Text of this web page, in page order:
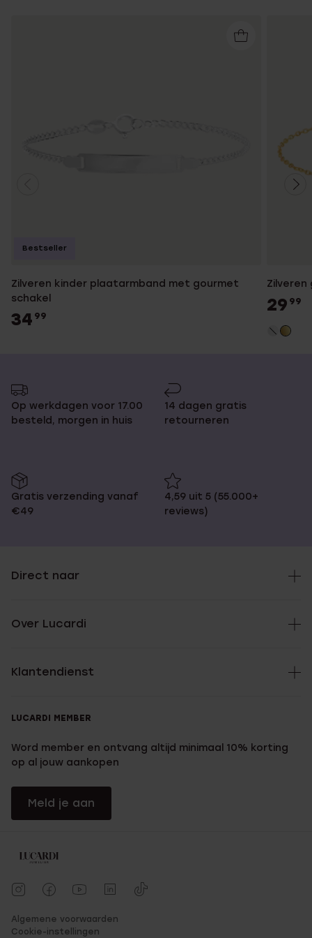
Zilveren kinder plaatarmband met gourmet
schakel
34 99
Bestseller
29 99
Op werkdagen voor 17.00
besteld, morgen in huis
14 dagen gratis
retourneren
Gratis verzending vanaf
€49
4,59 uit 5 (55.000+
reviews)
Direct naar
Over Lucardi
Klantendienst
LUCARDI MEMBER
Word member en ontvang altijd minimaal 10% korting
op al jouw aankopen
Meld je aan
Algemene voorwaarden
Cookie-instellingen